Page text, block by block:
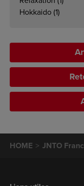
Hokkaido (1)
HOME JNTO